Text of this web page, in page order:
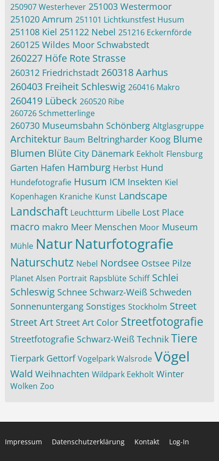
250907 Westerhever 251003 Westermoor
251020 Amrum 251101 Lichtkunstfest Husum
251108 Kiel 251122 Nebel 251216 Eckernförde
260125 Wildes Moor Schwabstedt
260227 Höfe Rote Strasse
260312 Friedrichstadt 260318 Aarhus
260403 Freiheit Schleswig 260416 Makro
260419 Lübeck 260520 Ribe
260726 Schmetterlinge
260730 Museumsbahn Schönberg Altglasgruppe
Architektur Baum Beltringharder Koog Blume
Blumen Blüte City Dänemark Eekholt Flensburg
Garten Hafen Hamburg Herbst Hund
Hundefotografie Husum ICM Insekten Kiel
Kopenhagen Kraniche Kunst Landscape
Landschaft Leuchtturm Libelle Lost Place
macro makro Meer Menschen Moor Museum
Mühle NaturNaturfotografie
Naturschutz Nebel Nordsee Ostsee Pilze
Planet Alsen Portrait Rapsblüte Schiff Schlei
Schleswig Schnee Schwarz-Weiß Schweden
Sonnenuntergang Sonstiges Stockholm Street
Street Art Street Art Color Streetfotografie
Streetfotografie Schwarz-Weiß Technik Tiere
Tierpark Gettorf Vogelpark Walsrode Vögel
Wald Weihnachten Wildpark Eekholt Winter
Wolken Zoo
Impressum Datenschutzerklärung Kontakt Log-In